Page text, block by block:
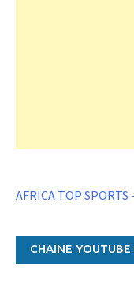
AFRICA TOP
CHAINE